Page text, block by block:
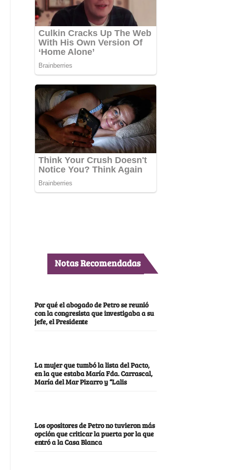
Notas Recomendadas
Por qué el abogado de Petro se reunió
con la congresista que investigaba a su
jefe, el Presidente
La mujer que tumbó la lista del Pacto,
en la que estaba María Fda. Carrascal,
María del Mar Pizarro y “Lalis
Los opositores de Petro no tuvieron más
opción que criticar la puerta por la que
entró a la Casa Blanca